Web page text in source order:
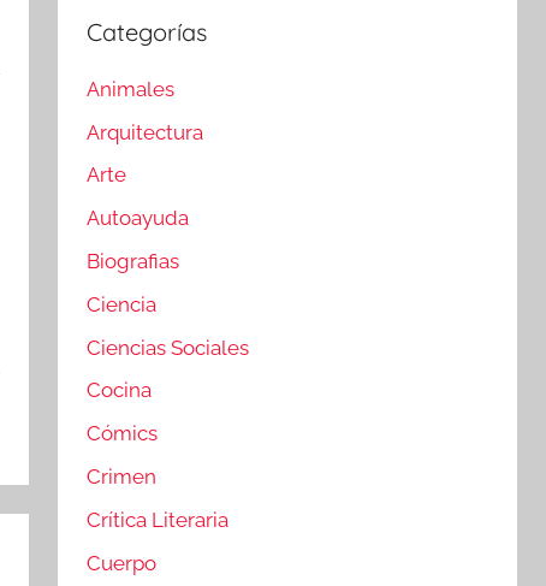
Categorías
Animales
Arquitectura
Arte
Autoayuda
Biografias
Ciencia
Ciencias Sociales
Cocina
Cómics
Crimen
Crítica Literaria
Cuerpo